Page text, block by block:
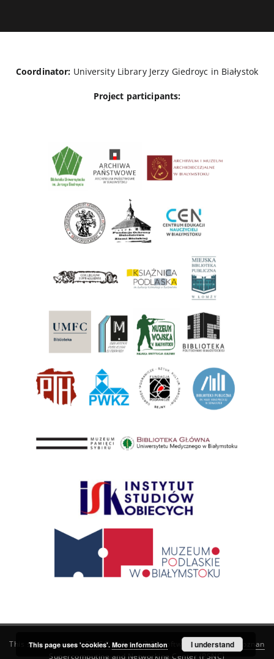
Coordinator: University Library Jerzy Giedroyc in Białystok
Project participants:
This service runs onDInGO dLibra 6.3.21software created by
Poznan
Supercomputing and Networking Center (PSNC)
This page uses 'cookies'. More information I understand